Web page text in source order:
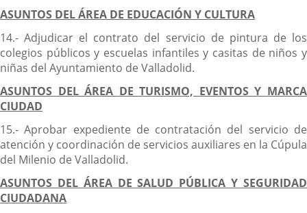
ASUNTOS DEL ÁREA DE EDUCACIÓN Y CULTURA
14.- Adjudicar el contrato del servicio de pintura de los
colegios públicos y escuelas infantiles y casitas de niños y
niñas del Ayuntamiento de Valladolid.
ASUNTOS DEL ÁREA DE TURISMO, EVENTOS Y MARCA
CIUDAD
15.- Aprobar expediente de contratación del servicio de
atención y coordinación de servicios auxiliares en la Cúpula
del Milenio de Valladolid.
ASUNTOS DEL ÁREA DE SALUD PÚBLICA Y SEGURIDAD
CIUDADANA